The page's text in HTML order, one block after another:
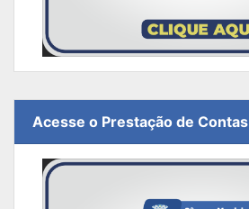
Acesse o Prestação de Contas